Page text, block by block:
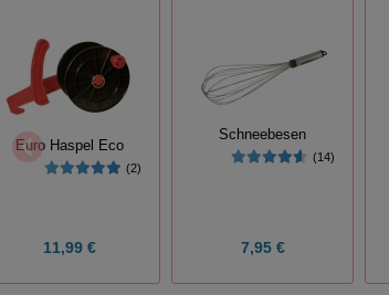
Euro Haspel Eco
(2)
11,99 €
Schneebesen
(14)
7,95 €